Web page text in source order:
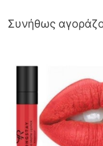
Συνήθως